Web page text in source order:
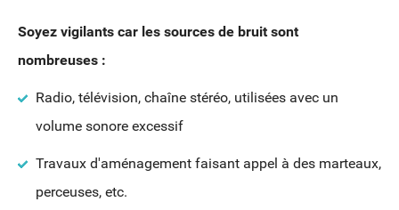
Soyez vigilants car les sources de bruit sont
nombreuses :
Radio, télévision, chaîne stéréo, utilisées avec un
volume sonore excessif
Travaux d'aménagement faisant appel à des marteaux,
perceuses, etc.